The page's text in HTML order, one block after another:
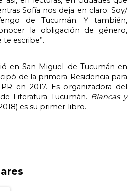
Sofía nos deja en claro: Soy/
de Tucumán. Y también,
la obligación de género,
te escribe”.
en San Miguel de Tucumán en
de la primera Residencia para
en 2017. Es organizadora del
Literatura Tucumán. Blancas y
es su primer libro.